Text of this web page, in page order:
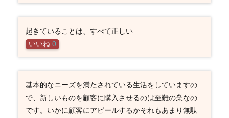
起きていることは、すべて正しい
いいね 0
基本的なニーズを満たされている生活をしていますの
で、新しいものを顧客に購入させるのは至難の業なの
です。いかに顧客にアピールするかそれもあまり無駄